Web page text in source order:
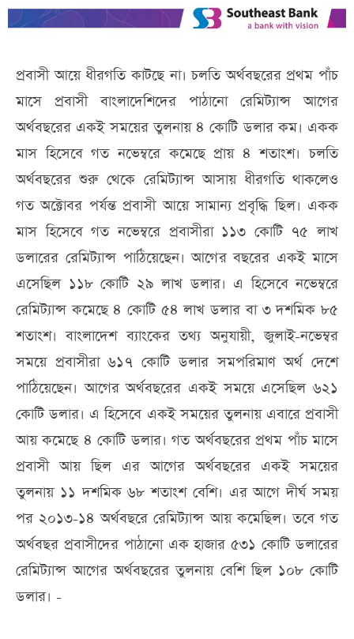
প্রবাসী আয়ে ধীরগতি কাটছে না। চলতি অর্থবছরের প্রথম পাঁচ
মাসে প্রবাসী বাংলাদেশিদের পাঠানো রেমিট্যান্স আগের
অর্থবছরের একই সময়ের তুলনায় ৪ কোটি ডলার কম। একক
মাস হিসেবে গত নভেম্বরে কমেছে প্রায় ৪ শতাংশ। চলতি
অর্থবছরের শুরু থেকে রেমিট্যান্স আসায় ধীরগতি থাকলেও
গত অক্টোবর পর্যন্ত প্রবাসী আয়ে সামান্য প্রবৃদ্ধি ছিল। একক
মাস হিসেবে গত নভেম্বরে প্রবাসীরা ১১৩ কোটি ৭৫ লাখ
ডলারের রেমিট্যান্স পাঠিয়েছেন। আগের বছরের একই মাসে
এসেছিল ১১৮ কোটি ২৯ লাখ ডলার। এ হিসেবে নভেম্বরে
রেমিট্যান্স কমেছে ৪ কোটি ৫৪ লাখ ডলার বা ৩ দশমিক ৮৫
শতাংশ। বাংলাদেশ ব্যাংকের তথ্য অনুযায়ী, জুলাই-নভেম্বর
সময়ে প্রবাসীরা ৬১৭ কোটি ডলার সমপরিমাণ অর্থ দেশে
পাঠিয়েছেন। আগের অর্থবছরের একই সময়ে এসেছিল ৬২১
কোটি ডলার। এ হিসেবে একই সময়ের তুলনায় এবারে প্রবাসী
আয় কমেছে ৪ কোটি ডলার। গত অর্থবছরের প্রথম পাঁচ মাসে
প্রবাসী আয় ছিল এর আগের অর্থবছরের একই সময়ের
তুলনায় ১১ দশমিক ৬৮ শতাংশ বেশি। এর আগে দীর্ঘ সময়
পর ২০১৩-১৪ অর্থবছরে রেমিট্যান্স আয় কমেছিল। তবে গত
অর্থবছর প্রবাসীদের পাঠানো এক হাজার ৫৩১ কোটি ডলারের
রেমিট্যান্স আগের অর্থবছরের তুলনায় বেশি ছিল ১০৮ কোটি
ডলার। -